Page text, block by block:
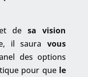
desa vision
il sauravous
des options
pour que le